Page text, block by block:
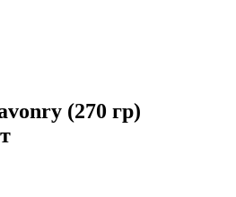
(270 гр)